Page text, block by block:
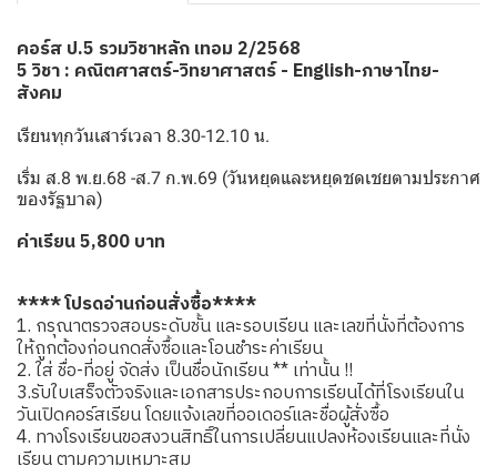
คอร์ส ป.5 รวมวิชาหลัก เทอม 2/2568
5 วิชา : คณิตศาสตร์-วิทยาศาสตร์ - English-ภาษาไทย-
สังคม
เรียนทุกวันเสาร์เวลา 8.30-12.10 น.
เริ่ม ส.8 พ.ย.68 -ส.7 ก.พ.69 (วันหยุดและหยุดชดเชยตามประกาศ
ของรัฐบาล)
ค่าเรียน 5,800 บาท
**** โปรดอ่านก่อนสั่งซื้อ****
1. กรุณาตรวจสอบระดับชั้น และรอบเรียน และเลขที่นั่งที่ต้องการ
ให้ถูกต้องก่อนกดสั่งซื้อและโอนชำระค่าเรียน
2. ใส่ ชื่อ-ที่อยู่ จัดส่ง เป็นชื่อนักเรียน ** เท่านั้น !!
3.รับใบเสร็จตัวจริงและเอกสารประกอบการเรียนได้ที่โรงเรียนใน
วันเปิดคอร์สเรียน โดยแจ้งเลขที่ออเดอร์และชื่อผู้สั่งซื้อ
4. ทางโรงเรียนขอสงวนสิทธิ์ในการเปลี่ยนแปลงห้องเรียนและที่นั่ง
เรียน ตามความเหมาะสม